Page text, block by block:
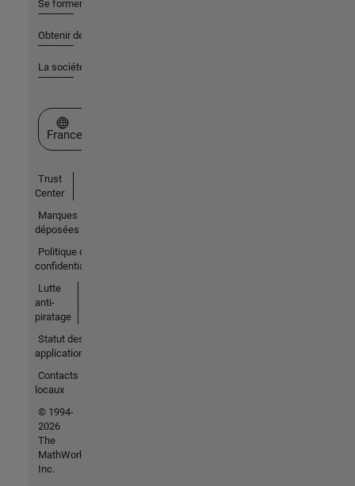
Se former
Obtenir de l'aide
La société
Sélectionner un site web
France
Trust
Center
Marques
déposées
Politique de
confidentialité
Lutte
anti-
piratage
Statut des
applications
Contacts
locaux
© 1994-
2026
The
MathWorks,
Inc.